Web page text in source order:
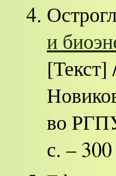
и
во
с. –